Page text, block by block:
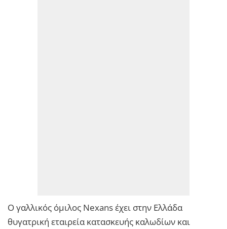
Ο γαλλικός όμιλος Nexans έχει στην Ελλάδα
θυγατρική εταιρεία κατασκευής καλωδίων και